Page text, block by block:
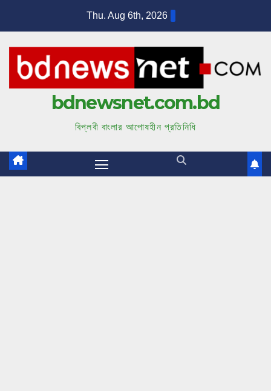
n
Thu. Aug 6th, 2026
bdnewsnet.com.bd
বিপ্লবী বাংলার আপোষহীন প্রতিনিধি